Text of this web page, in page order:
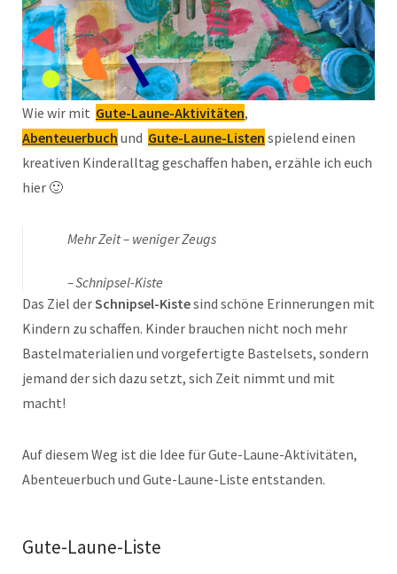
Wie wir mit Gute-Laune-Aktivitäten,
Abenteuerbuch und Gute-Laune-Listen spielend einen
kreativen Kinderalltag geschaffen haben, erzähle ich euch
hier 🙂
Mehr Zeit – weniger Zeugs
Schnipsel-Kiste
Das Ziel derSchnipsel-Kistesind schöne Erinnerungen mit
Kindern zu schaffen. Kinder brauchen nicht noch mehr
Bastelmaterialien und vorgefertigte Bastelsets, sondern
jemand der sich dazu setzt, sich Zeit nimmt und mit
macht!
Auf diesem Weg ist die Idee für Gute-Laune-Aktivitäten,
Abenteuerbuch und Gute-Laune-Liste entstanden.
Gute-Laune-Liste